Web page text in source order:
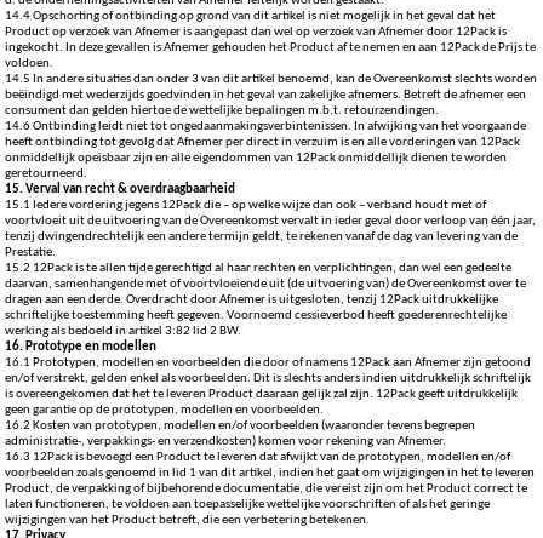
14.4 Opschorting of ontbinding op grond van dit artikel is niet mogelijk in het geval dat het
Product op verzoek van Afnemer is aangepast dan wel op verzoek van Afnemer door 12Pack is
ingekocht. In deze gevallen is Afnemer gehouden het Product af te nemen en aan 12Pack de Prijs te
voldoen.
14.5 In andere situaties dan onder 3 van dit artikel benoemd, kan de Overeenkomst slechts worden
beëindigd met wederzijds goedvinden in het geval van zakelijke afnemers. Betreft de afnemer een
consument dan gelden hiertoe de wettelijke bepalingen m.b.t. retourzendingen.
14.6 Ontbinding leidt niet tot ongedaanmakingsverbintenissen. In afwijking van het voorgaande
heeft ontbinding tot gevolg dat Afnemer per direct in verzuim is en alle vorderingen van 12Pack
onmiddellijk opeisbaar zijn en alle eigendommen van 12Pack onmiddellijk dienen te worden
geretourneerd.
15. Verval van recht & overdraagbaarheid
15.1 Iedere vordering jegens 12Pack die – op welke wijze dan ook – verband houdt met of
voortvloeit uit de uitvoering van de Overeenkomst vervalt in ieder geval door verloop van één jaar,
tenzij dwingendrechtelijk een andere termijn geldt, te rekenen vanaf de dag van levering van de
Prestatie.
15.2 12Pack is te allen tijde gerechtigd al haar rechten en verplichtingen, dan wel een gedeelte
daarvan, samenhangende met of voortvloeiende uit (de uitvoering van) de Overeenkomst over te
dragen aan een derde. Overdracht door Afnemer is uitgesloten, tenzij 12Pack uitdrukkelijke
schriftelijke toestemming heeft gegeven. Voornoemd cessieverbod heeft goederenrechtelijke
werking als bedoeld in artikel 3:82 lid 2 BW.
16. Prototype en modellen
16.1 Prototypen, modellen en voorbeelden die door of namens 12Pack aan Afnemer zijn getoond
en/of verstrekt, gelden enkel als voorbeelden. Dit is slechts anders indien uitdrukkelijk schriftelijk
is overeengekomen dat het te leveren Product daaraan gelijk zal zijn. 12Pack geeft uitdrukkelijk
geen garantie op de prototypen, modellen en voorbeelden.
16.2 Kosten van prototypen, modellen en/of voorbeelden (waaronder tevens begrepen
administratie-, verpakkings- en verzendkosten) komen voor rekening van Afnemer.
16.3 12Pack is bevoegd een Product te leveren dat afwijkt van de prototypen, modellen en/of
voorbeelden zoals genoemd in lid 1 van dit artikel, indien het gaat om wijzigingen in het te leveren
Product, de verpakking of bijbehorende documentatie, die vereist zijn om het Product correct te
laten functioneren, te voldoen aan toepasselijke wettelijke voorschriften of als het geringe
wijzigingen van het Product betreft, die een verbetering betekenen.